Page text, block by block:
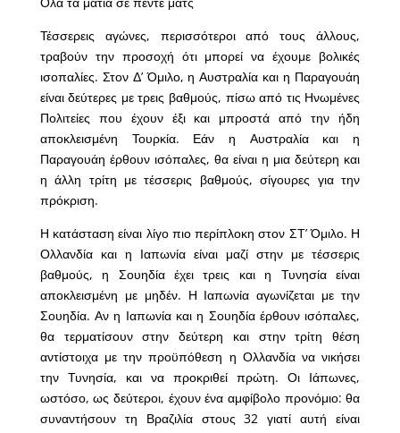
Τέσσερεις αγώνες, περισσότεροι από τους άλλους,
τραβούν την προσοχή ότι μπορεί να έχουμε βολικές
ισοπαλίες. Στον Δ’ Όμιλο, η Αυστραλία και η Παραγουάη
είναι δεύτερες με τρεις βαθμούς, πίσω από τις Ηνωμένες
Πολιτείες που έχουν έξι και μπροστά από την ήδη
αποκλεισμένη Τουρκία. Εάν η Αυστραλία και η
Παραγουάη έρθουν ισόπαλες, θα είναι η μια δεύτερη και
η άλλη τρίτη με τέσσερις βαθμούς, σίγουρες για την
πρόκριση.
Η κατάσταση είναι λίγο πιο περίπλοκη στον ΣΤ’ Όμιλο. Η
Ολλανδία και η Ιαπωνία είναι μαζί στην με τέσσερις
βαθμούς, η Σουηδία έχει τρεις και η Τυνησία είναι
αποκλεισμένη με μηδέν. Η Ιαπωνία αγωνίζεται με την
Σουηδία. Αν η Ιαπωνία και η Σουηδία έρθουν ισόπαλες,
θα τερματίσουν στην δεύτερη και στην τρίτη θέση
αντίστοιχα με την προϋπόθεση η Ολλανδία να νικήσει
την Τυνησία, και να προκριθεί πρώτη. Οι Ιάπωνες,
ωστόσο, ως δεύτεροι, έχουν ένα αμφίβολο προνόμιο: θα
συναντήσουν τη Βραζιλία στους 32 γιατί αυτή είναι